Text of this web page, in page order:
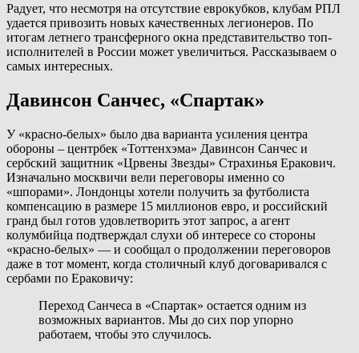
Радует, что несмотря на отсутствие еврокубков, клубам РПЛ
удается привозить новых качественных легионеров. По
итогам летнего трансферного окна представительство топ-
исполнителей в России может увеличиться. Рассказываем о
самых интересных.
Давинсон Санчес, «Спартак»
У «красно-белых» было два варианта усиления центра
обороны – центрбек «Тоттенхэма» Давинсон Санчес и
сербский защитник «Црвены Звезды» Страхинья Еракович.
Изначально москвичи вели переговоры именно со
«шпорами». Лондонцы хотели получить за футболиста
компенсацию в размере 15 миллионов евро, и российский
гранд был готов удовлетворить этот запрос, а агент
колумбийца подтверждал слухи об интересе со стороны
«красно-белых» — и сообщал о продолжении переговоров
даже в тот момент, когда столичный клуб договаривался с
сербами по Ераковичу:
Переход Санчеса в «Спартак» остается одним из
возможных вариантов. Мы до сих пор упорно
работаем, чтобы это случилось.